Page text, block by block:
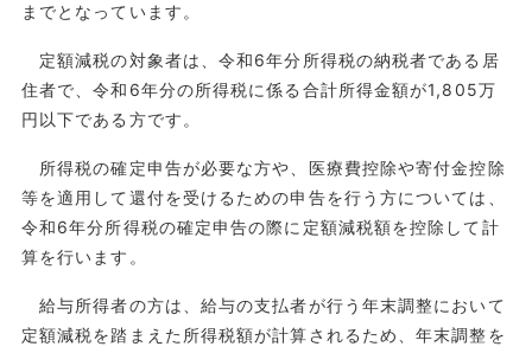
までとなっています。
定額減税の対象者は、令和6年分所得税の納税者である居
住者で、令和6年分の所得税に係る合計所得金額が1,805万
円以下である方です。
所得税の確定申告が必要な方や、医療費控除や寄付金控除
等を適用して還付を受けるための申告を行う方については、
令和6年分所得税の確定申告の際に定額減税額を控除して計
算を行います。
給与所得者の方は、給与の支払者が行う年末調整において
定額減税を踏まえた所得税額が計算されるため、年末調整を